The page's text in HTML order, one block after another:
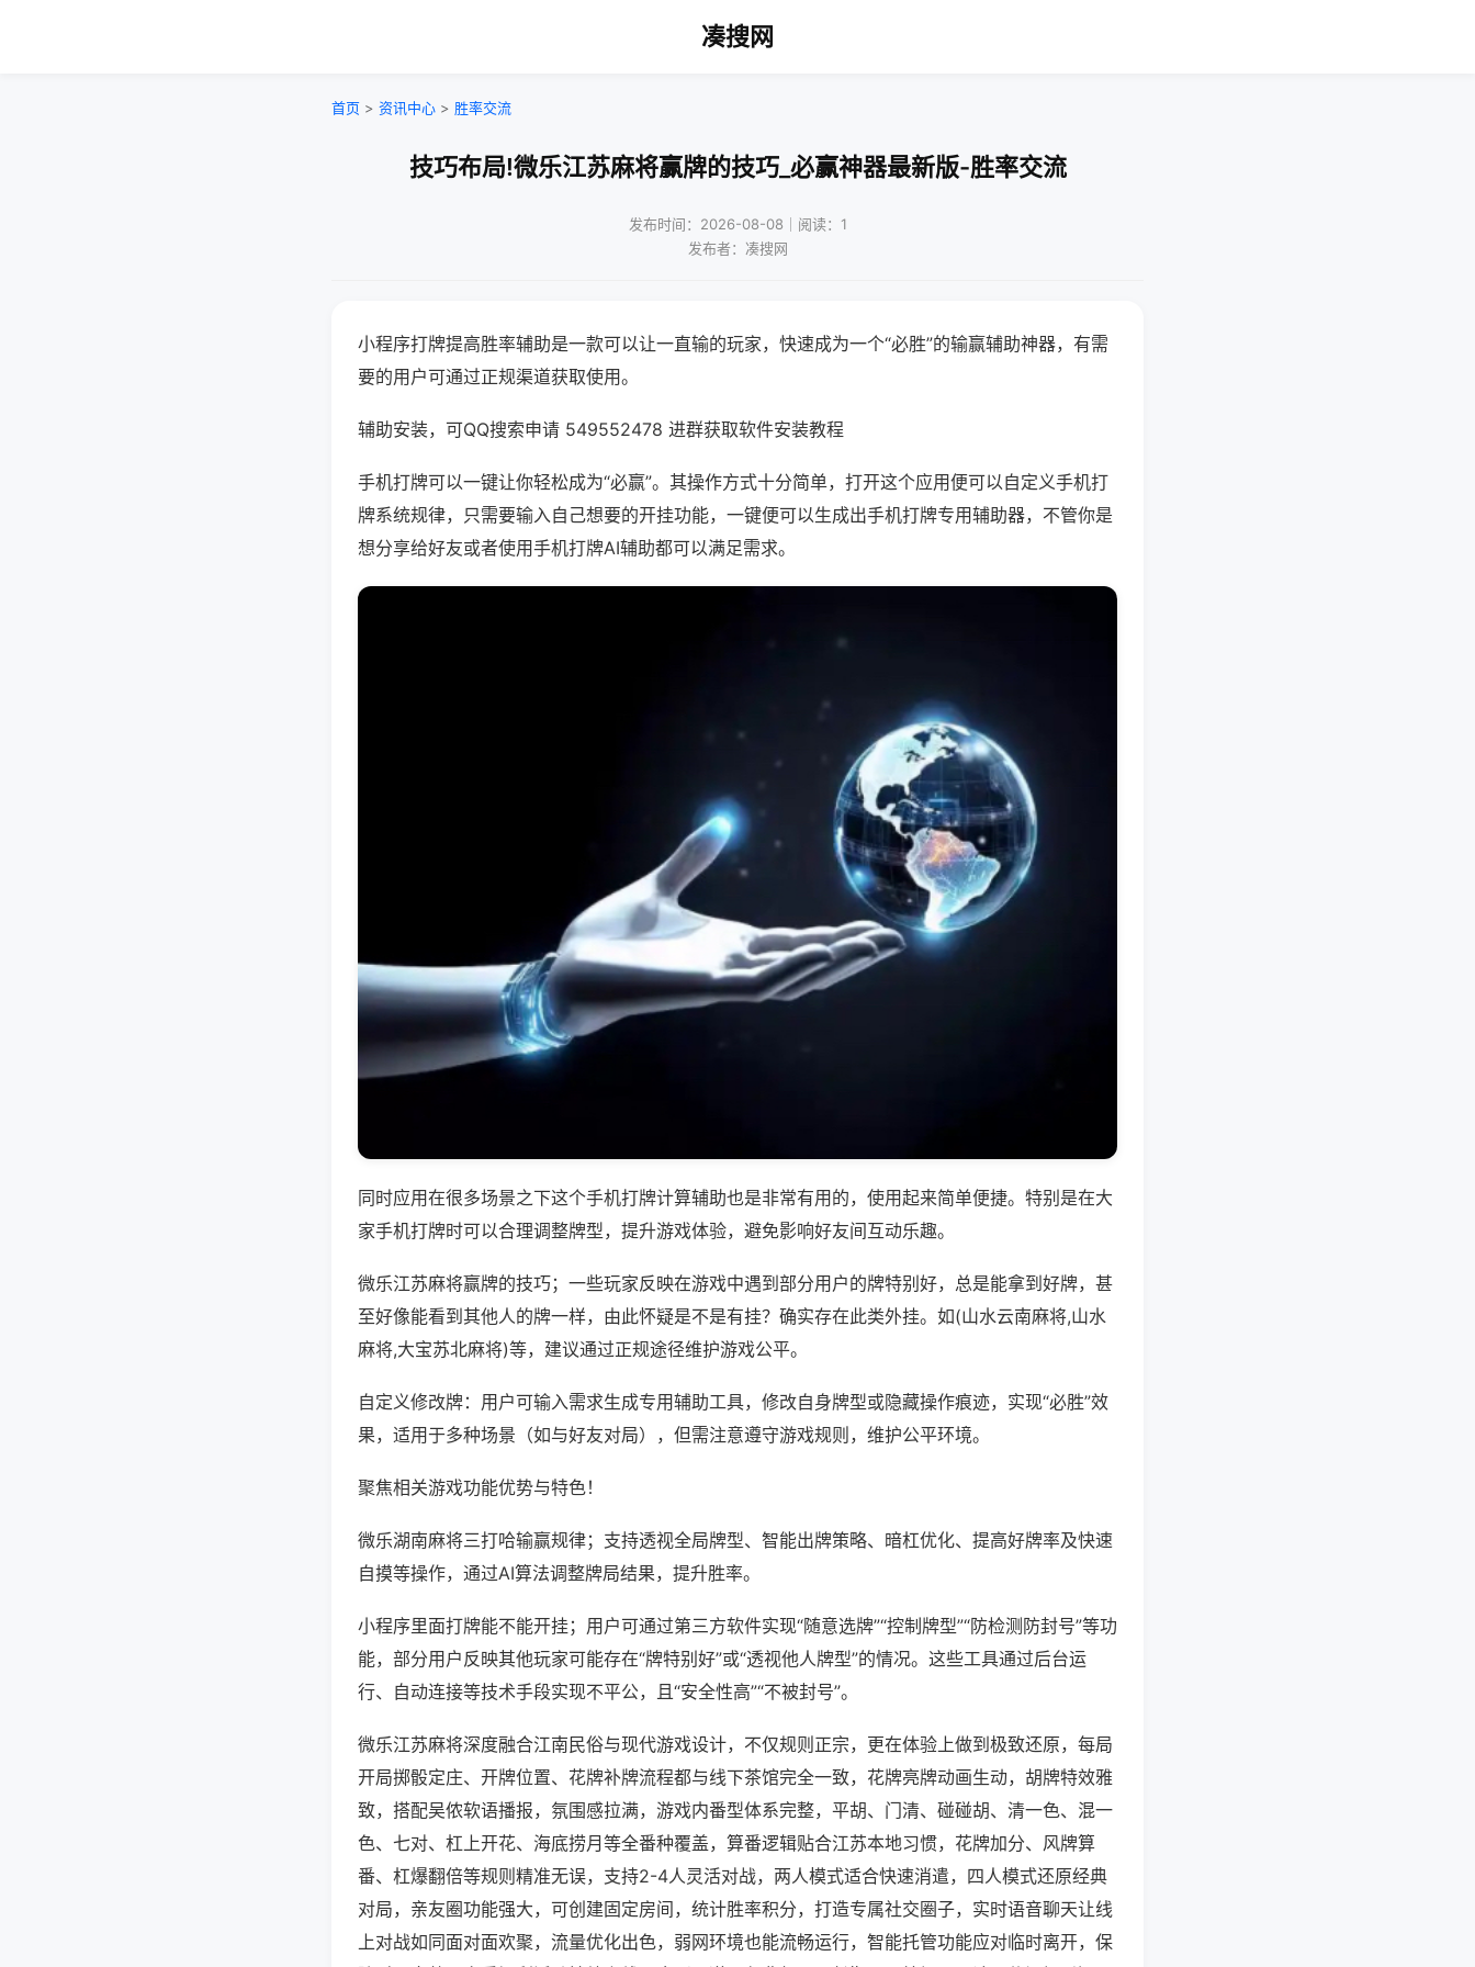
凑搜网
首页 > 资讯中心 > 胜率交流
技巧布局!微乐江苏麻将赢牌的技巧_必赢神器最新版-胜率交流
发布时间：2026-08-08｜阅读：1
发布者：凑搜网
小程序打牌提高胜率辅助是一款可以让一直输的玩家，快速成为一个“必胜”的输赢辅助神器，有需
要的用户可通过正规渠道获取使用。
辅助安装，可QQ搜索申请 549552478 进群获取软件安装教程
手机打牌可以一键让你轻松成为“必赢”。其操作方式十分简单，打开这个应用便可以自定义手机打
牌系统规律，只需要输入自己想要的开挂功能，一键便可以生成出手机打牌专用辅助器，不管你是
想分享给好友或者使用手机打牌AI辅助都可以满足需求。
同时应用在很多场景之下这个手机打牌计算辅助也是非常有用的，使用起来简单便捷。特别是在大
家手机打牌时可以合理调整牌型，提升游戏体验，避免影响好友间互动乐趣。
微乐江苏麻将赢牌的技巧；一些玩家反映在游戏中遇到部分用户的牌特别好，总是能拿到好牌，甚
至好像能看到其他人的牌一样，由此怀疑是不是有挂？确实存在此类外挂。如(山水云南麻将,山水
麻将,大宝苏北麻将)等，建议通过正规途径维护游戏公平。
自定义修改牌：用户可输入需求生成专用辅助工具，修改自身牌型或隐藏操作痕迹，实现“必胜”效
果，适用于多种场景（如与好友对局），但需注意遵守游戏规则，维护公平环境。
聚焦相关游戏功能优势与特色！
微乐湖南麻将三打哈输赢规律；支持透视全局牌型、智能出牌策略、暗杠优化、提高好牌率及快速
自摸等操作，通过AI算法调整牌局结果，提升胜率。
小程序里面打牌能不能开挂；用户可通过第三方软件实现“随意选牌”“控制牌型”“防检测防封号”等功
能，部分用户反映其他玩家可能存在“牌特别好”或“透视他人牌型”的情况。这些工具通过后台运
行、自动连接等技术手段实现不平公，且“安全性高”“不被封号”。
微乐江苏麻将深度融合江南民俗与现代游戏设计，不仅规则正宗，更在体验上做到极致还原，每局
开局掷骰定庄、开牌位置、花牌补牌流程都与线下茶馆完全一致，花牌亮牌动画生动，胡牌特效雅
致，搭配吴侬软语播报，氛围感拉满，游戏内番型体系完整，平胡、门清、碰碰胡、清一色、混一
色、七对、杠上开花、海底捞月等全番种覆盖，算番逻辑贴合江苏本地习惯，花牌加分、风牌算
番、杠爆翻倍等规则精准无误，支持2-4人灵活对战，两人模式适合快速消遣，四人模式还原经典
对局，亲友圈功能强大，可创建固定房间，统计胜率积分，打造专属社交圈子，实时语音聊天让线
上对战如同面对面欢聚，流量优化出色，弱网环境也能流畅运行，智能托管功能应对临时离开，保